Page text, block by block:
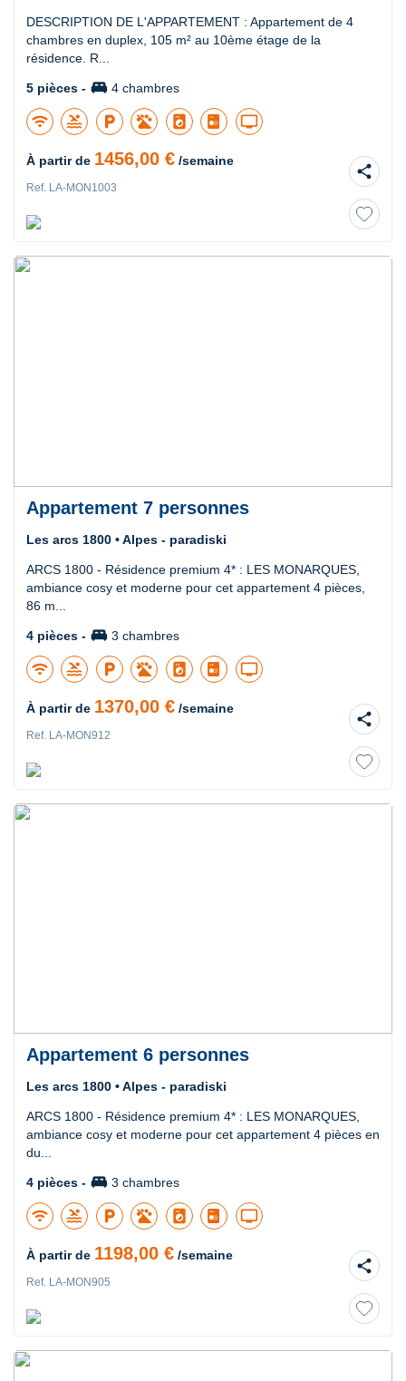
DESCRIPTION DE L'APPARTEMENT : Appartement de 4
chambres en duplex, 105 m² au 10ème étage de la
résidence. R...
5 pièces - king_bed 4 chambres
wifi pool local_parking local_laundry_service tv
À partir de 1456,00 € /semaine
Ref. LA-MON1003
share
Appartement 7 personnes
Les arcs 1800 • Alpes - paradiski
ARCS 1800 - Résidence premium 4* : LES MONARQUES,
ambiance cosy et moderne pour cet appartement 4 pièces,
86 m...
4 pièces - king_bed 3 chambres
wifi pool local_parking local_laundry_service tv
À partir de 1370,00 € /semaine
Ref. LA-MON912
share
Appartement 6 personnes
Les arcs 1800 • Alpes - paradiski
ARCS 1800 - Résidence premium 4* : LES MONARQUES,
ambiance cosy et moderne pour cet appartement 4 pièces en
du...
4 pièces - king_bed 3 chambres
wifi pool local_parking local_laundry_service tv
À partir de 1198,00 € /semaine
Ref. LA-MON905
share